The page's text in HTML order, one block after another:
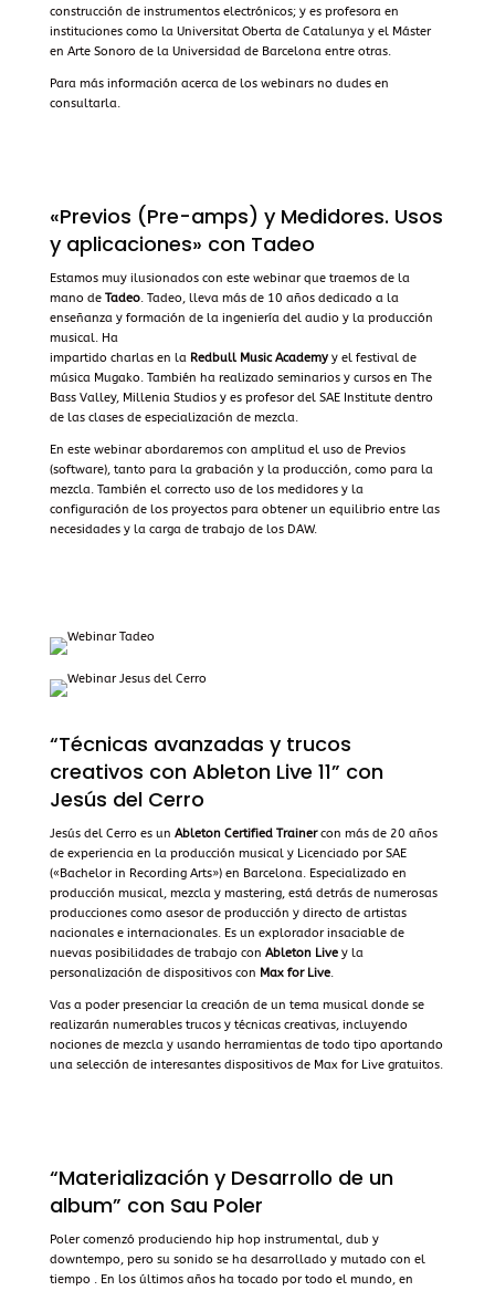
construcción de instrumentos electrónicos; y es profesora en
instituciones como la Universitat Oberta de Catalunya y el Máster
en Arte Sonoro de la Universidad de Barcelona entre otras.
Para más información acerca de los webinars no dudes en
consultarla.
«Previos (Pre-amps) y Medidores. Usos
y aplicaciones» con Tadeo
Estamos muy ilusionados con este webinar que traemos de la
mano de Tadeo. Tadeo, lleva más de 10 años dedicado a la
enseñanza y formación de la ingeniería del audio y la producción
musical. Ha
impartido charlas en la Redbull Music Academyy el festival de
música Mugako. También ha realizado seminarios y cursos en The
Bass Valley, Millenia Studios y es profesor del SAE Institute dentro
de las clases de especialización de mezcla.
En este webinar abordaremos con amplitud el uso de Previos
(software), tanto para la grabación y la producción, como para la
mezcla. También el correcto uso de los medidores y la
configuración de los proyectos para obtener un equilibrio entre las
necesidades y la carga de trabajo de los DAW.
“Técnicas avanzadas y trucos
creativos con Ableton Live 11” con
Jesús del Cerro
Jesús del Cerro es un Ableton Certified Trainercon más de 20 años
de experiencia en la producción musical y Licenciado por SAE
(«Bachelor in Recording Arts») en Barcelona. Especializado en
producción musical, mezcla y mastering, está detrás de numerosas
producciones como asesor de producción y directo de artistas
nacionales e internacionales. Es un explorador insaciable de
nuevas posibilidades de trabajo con Ableton Livey la
personalización de dispositivos con Max for Live.
Vas a poder presenciar la creación de un tema musical donde se
realizarán numerables trucos y técnicas creativas, incluyendo
nociones de mezcla y usando herramientas de todo tipo aportando
una selección de interesantes dispositivos de Max for Live gratuitos.
“Materialización y Desarrollo de un
album” con Sau Poler
Poler comenzó produciendo hip hop instrumental, dub y
downtempo, pero su sonido se ha desarrollado y mutado con el
tiempo . En los últimos años ha tocado por todo el mundo, en